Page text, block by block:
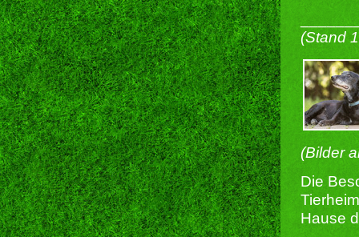
(Stand
(Bilder
Die
Hause